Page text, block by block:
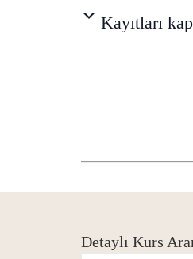
Kayıtları
Detaylı Kurs